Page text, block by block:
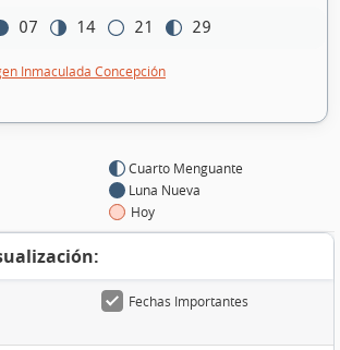
07 14 21 29
Inmaculada Concepción
Cuarto Menguante
Luna Nueva
Hoy
Fechas Importantes